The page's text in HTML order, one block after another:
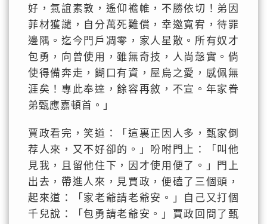
好，氣誼素敦，遙仰襜帷，不勝依切！弟因
菲材獲譴，自分萬死難償，幸邀寬宥，待罪
邊隅。迄今門戶凋零，家人星散。所有奴才
包勇，向曾使用，雖無奇技，人尚愨實。倘
使得備奔走，餬口有資，屋烏之愛，感佩無
涯矣！專此奉達，餘容再敘，不宣。年家眷
弟甄應嘉頓首。」
賈政看完，笑道：「這裏正因人多，甄家倒
荐人來，又不好卻的。」吩咐門上：「叫他
見我，且留他住下，因才使用便了。」門上
出去，帶進人來，見賈政，便磕了三個頭，
起來道：「家老爺請老爺安。」自己又打個
千兒說：「包勇請老爺安。」賈政回問了甄